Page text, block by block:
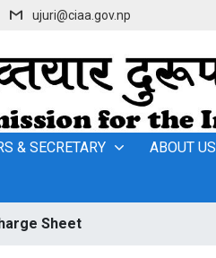
ujuri@ciaa.gov.np
& SECRETARY ABOUT US
Sheet